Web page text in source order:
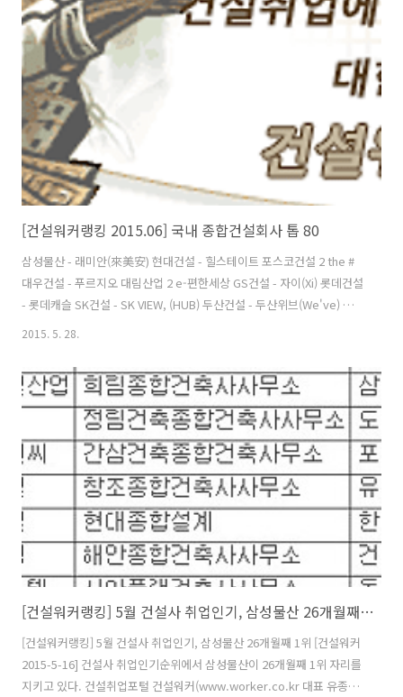
[건설워커랭킹 2015.06] 국내 종합건설회사 톱 80
삼성물산 - 래미안(來美安) 현대건설 - 힐스테이트 포스코건설 2 the #
대우건설 - 푸르지오 대림산업 2 e-편한세상 GS건설 - 자이(Xi) 롯데건설
- 롯데캐슬 SK건설 - SK VIEW, (HUB) 두산건설 - 두산위브(We've) 한
화건설 2 꿈에그린 호반건설 - 베르디움 현대산업개발 2 I-PARK 계룡건
플랜트,토목공사 쌍용건설 - 쌍용 예가 금호건설(W) - 어울림.리첸시아
한진중공업 - 해모로 태영건설 - 데시앙 한신공영 - 한신休플러스 한양 -
수자인 케이씨씨건설 - 스위첸 제일모직 - 삼성에버랜드 서희건설 - 스타
힐스 한라 - 한라비발디 삼성중공업 - 삼성쉐르빌 신세계건설 - 쉐덴 서
브원 - 일반환경,건축 ..
2015. 5. 28.
[건설워커랭킹] 5월 건설사 취업인기, 삼성물산 26개월째 1위
[건설워커랭킹] 5월 건설사 취업인기, 삼성물산 26개월째 1위 [건설워커
2015-5-16] 건설사 취업인기순위에서 삼성물산이 26개월째 1위 자리를
지키고 있다. 건설취업포털 건설워커(www.worker.co.kr 대표 유종현)